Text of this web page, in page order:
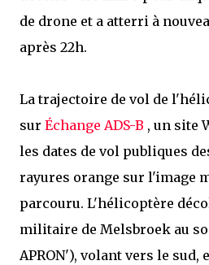
de drone et a atterri à
après 22h.
La trajectoire de vol de
sur Échange ADS-B , un site
les dates de vol publiques
rayures orange sur l'image
parcouru. L'hélicoptère
militaire de Melsbroek au
APRON'), volant vers le sud,